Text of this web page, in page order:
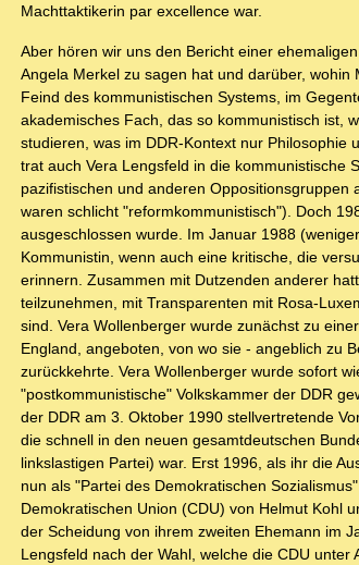
Machttaktikerin par excellence war.
Aber hören wir uns den Bericht einer
Angela Merkel zu sagen hat und darüber,
Feind des kommunistischen Systems, im
akademisches Fach, das so kommunistisch ist,
studieren, was im DDR-Kontext nur Philosophie
trat auch Vera Lengsfeld in die kommunistische
pazifistischen und anderen
waren schlicht "reformkommunistisch"). Doch
ausgeschlossen wurde. Im Januar 1988
Kommunistin, wenn auch eine kritische, die
erinnern. Zusammen mit Dutzenden anderer
teilzunehmen, mit Transparenten mit Rosa-
sind. Vera Wollenberger wurde zunächst zu
England, angeboten, von wo sie - angeblich zu
zurückkehrte. Vera Wollenberger wurde sofort
"postkommunistische" Volkskammer der DDR
der DDR am 3. Oktober 1990 stellvertretende
die schnell in den neuen gesamtdeutschen
linkslastigen Partei) war. Erst 1996, als ihr die
nun als "Partei des Demokratischen
Demokratischen Union (CDU) von Helmut Kohl
der Scheidung von ihrem zweiten Ehemann im
Lengsfeld nach der Wahl, welche die CDU